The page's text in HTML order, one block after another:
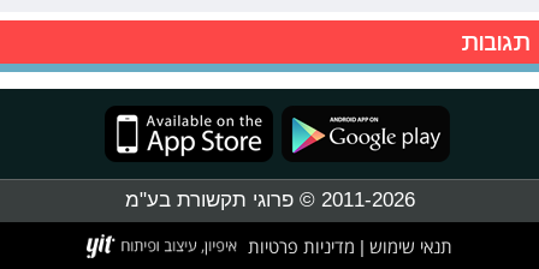
תגובות
2011-2026 © פרוגי תקשורת בע"מ
תנאי שימוש | מדיניות פרטיות